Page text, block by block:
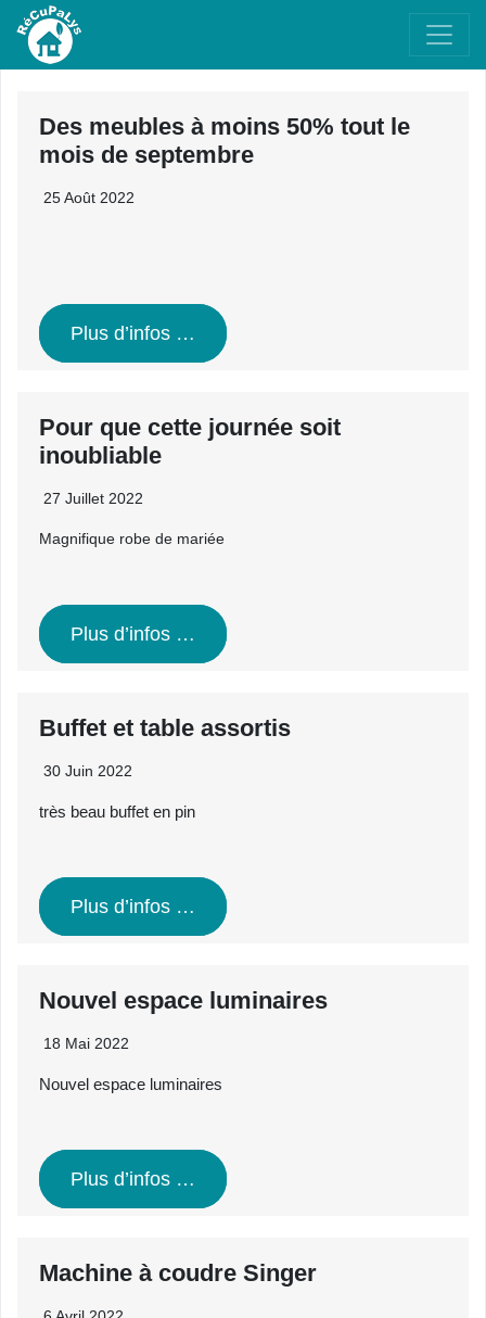
Des meubles à moins 50% tout le
mois de septembre
25 Août 2022
Plus d’infos …
Pour que cette journée soit
inoubliable
27 Juillet 2022
Magnifique robe de mariée
Plus d’infos …
Buffet et table assortis
30 Juin 2022
très beau buffet en pin
Plus d’infos …
Nouvel espace luminaires
18 Mai 2022
Nouvel espace luminaires
Plus d’infos …
Machine à coudre Singer